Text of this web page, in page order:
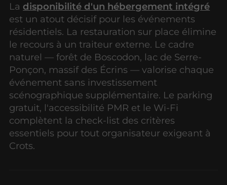
La disponibilité d'un hébergement intégré
est un atout décisif pour les événements
résidentiels. La restauration sur place élimine
le recours à un traiteur externe. Le cadre
naturel — forêt de Boscodon, lac de Serre-
Ponçon, massif des Écrins — valorise chaque
événement sans investissement
scénographique supplémentaire. Le parking
gratuit, l'accessibilité PMR et le Wi-Fi
complètent la check-list des critères
essentiels pour tout organisateur exigeant à
Crots.